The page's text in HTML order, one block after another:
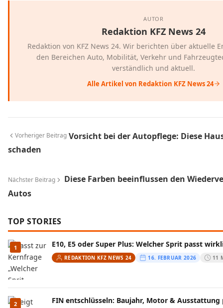
AUTOR
Redaktion KFZ News 24
Redaktion von KFZ News 24. Wir berichten über aktuelle
den Bereichen Auto, Mobilität, Verkehr und
verständlich und aktuell.
Alle Artikel von Redaktion KFZ News 24
Vorheriger Beitrag Vorsicht bei der Autopflege: Diese
schaden
Nächster Beitrag
Diese Farben beeinflussen den
Autos
TOP STORIES
1 E10, E5 oder Super Plus: Welcher Sprit passt
REDAKTION KFZ NEWS 24 16. FEBRUAR 2026 11
2 FIN entschlüsseln: Baujahr, Motor & Ausstattung